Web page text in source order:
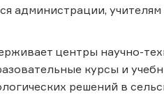
администрации, учителям
центры научно-
курсы и
решений в